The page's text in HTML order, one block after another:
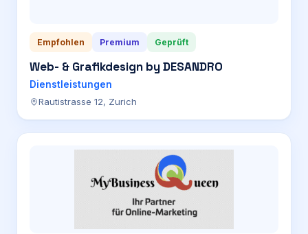
Empfohlen Premium Geprüft
Web- & Grafikdesign by DESANDRO
Dienstleistungen
Rautistrasse 12, Zurich